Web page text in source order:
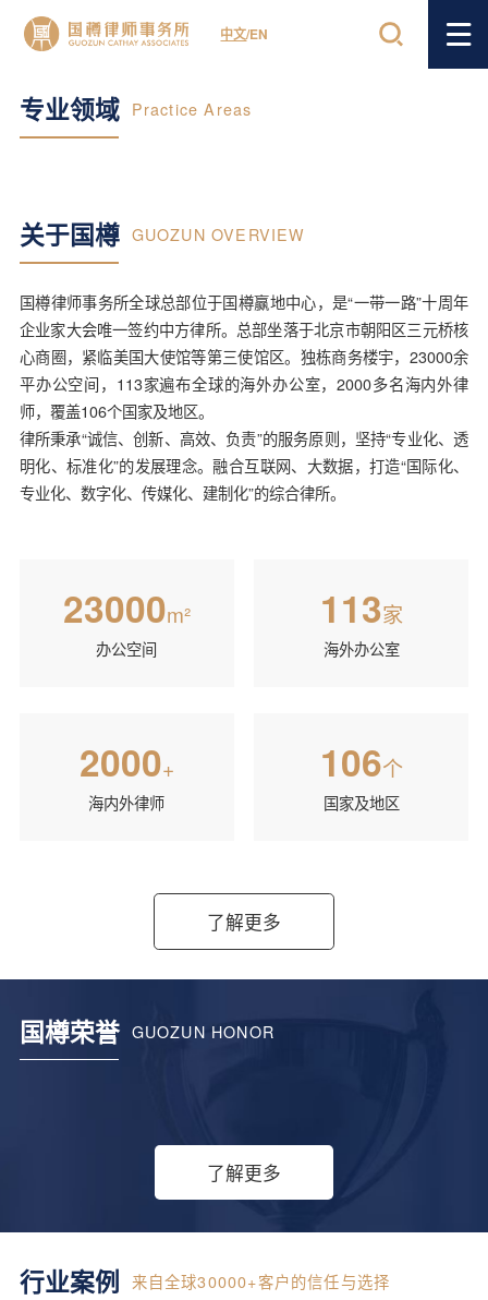
中文/EN
专业领域 Practice Areas
关于国樽 GUOZUN OVERVIEW
国樽律师事务所全球总部位于国樽赢地中心，是“一带一路”十周年
企业家大会唯一签约中方律所。总部坐落于北京市朝阳区三元桥核
心商圈，紧临美国大使馆等第三使馆区。独栋商务楼宇，23000余
平办公空间，113家遍布全球的海外办公室，2000多名海内外律
师，覆盖106个国家及地区。
律所秉承“诚信、创新、高效、负责”的服务原则，坚持“专业化、透
明化、标准化”的发展理念。融合互联网、大数据，打造“国际化、
专业化、数字化、传媒化、建制化”的综合律所。
23000m²
办公空间
113家
海外办公室
2000+
海内外律师
106个
国家及地区
了解更多
国樽荣誉 GUOZUN HONOR
了解更多
行业案例 来自全球30000+客户的信任与选择